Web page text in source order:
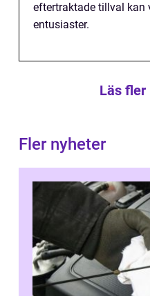
eftertraktade tillval kan
entusiaster.
Läs fler
Fler nyheter